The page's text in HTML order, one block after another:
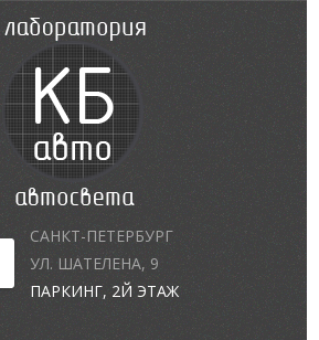
САНКТ-ПЕТЕРБУРГ
УЛ. ШАТЕЛЕНА, 9
ПАРКИНГ, 2Й ЭТАЖ